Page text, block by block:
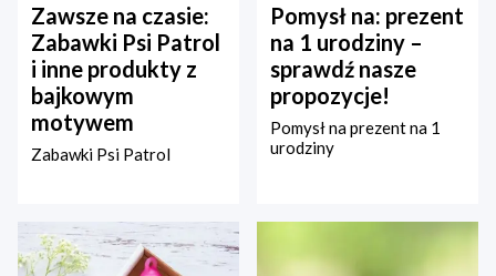
Zawsze na czasie:
Zabawki Psi Patrol
i inne produkty z
bajkowym
motywem
Zabawki Psi Patrol
Pomysł na: prezent
na 1 urodziny –
sprawdź nasze
propozycje!
Pomysł na prezent na 1
urodziny